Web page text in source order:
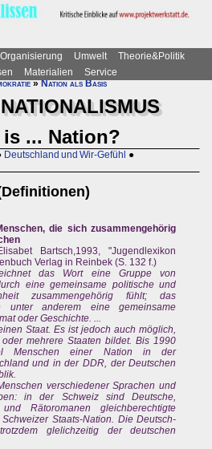
Organisierung Umwelt
Theorie&Politik
Materialien
Service
»Nation als Basis
... Nation?
Deutschland und Wir-Gefühl ●
die sich zusammengehörig
Bartsch,1993, "Jugendlexikon
Verlag in Reinbek (S. 132 f.)
das Wort eine Gruppe von
eine gemeinsame politische und
zusammengehörig fühlt; das
unter anderem eine gemeinsame
oder Geschichte. ...
Staat. Es ist jedoch auch möglich,
mehrere Staaten bildet. Bis 1990
Menschen einer Nation in der
und in der DDR, der Deutschen
verschiedener Sprachen und
in der Schweiz sind Deutsche,
Rätoromanen gleichberechtigte
Staats-Nation. Die Deutsch-
glelichzeitig der deutschen